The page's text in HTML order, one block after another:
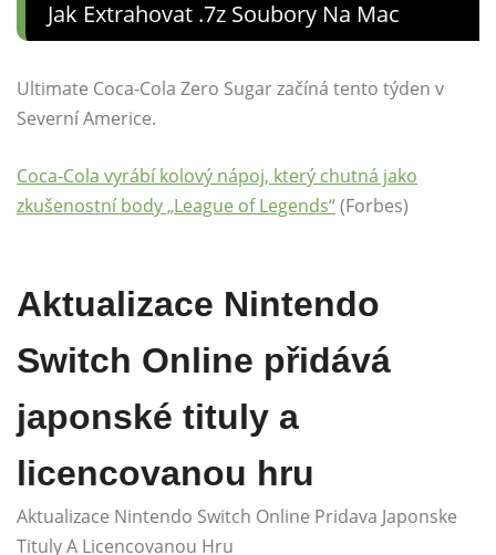
Jak Extrahovat .7z Soubory Na Mac
Ultimate Coca-Cola Zero Sugar začíná tento týden v
Severní Americe.
Coca-Cola vyrábí kolový nápoj, který chutná jako
zkušenostní body „League of Legends“(Forbes)
Aktualizace Nintendo
Switch Online přidává
japonské tituly a
licencovanou hru
Aktualizace Nintendo Switch Online Pridava Japonske
Tituly A Licencovanou Hru